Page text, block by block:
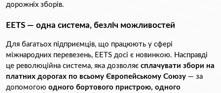
дорожніх зборів.
EETS — одна система, безліч можливостей
Для багатьох підприємців, що працюють у сфері
міжнародних перевезень, EETS досі є новинкою. Насправді
це революційна система, яка дозволяє сплачувати збори на
платних дорогах по всьому Європейському Союзу — за
допомогою одного бортового пристрою, одного